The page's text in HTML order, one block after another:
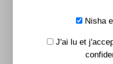
Nisha
J'ai lu et